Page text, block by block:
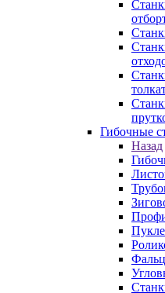
Гибочные
Назад